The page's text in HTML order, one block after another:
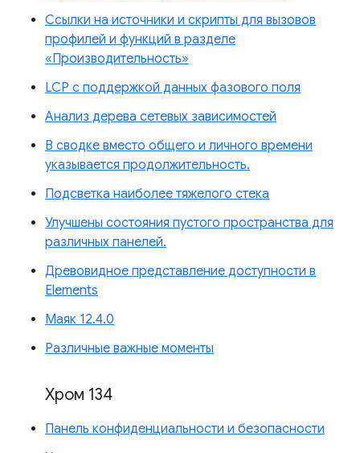
Ссылки на источники и скрипты для вызовов
профилей и функций в разделе
«Производительность»
LCP с поддержкой данных фазового поля
Анализ дерева сетевых зависимостей
В сводке вместо общего и личного времени
указывается продолжительность.
Подсветка наиболее тяжелого стека
Улучшены состояния пустого пространства для
различных панелей.
Древовидное представление доступности в
Elements
Маяк 12.4.0
Различные важные моменты
Хром 134
Панель конфиденциальности и безопасности